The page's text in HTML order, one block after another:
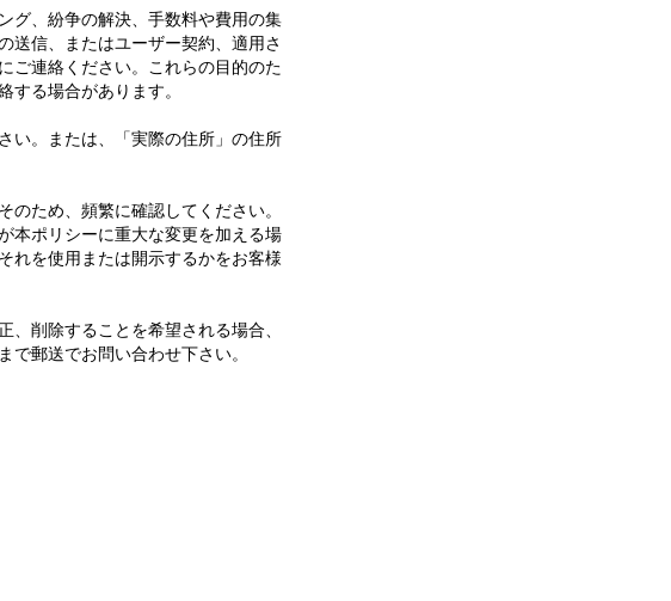
グ、紛争の解決、手数料や費用の集
送信、またはユーザー契約、適用さ
ご連絡ください。これらの目的のた
る場合があります。
い。または、「実際の住所」の住所
ため、頻繁に確認してください。
本ポリシーに重大な変更を加える場
れを使用または開示するかをお客様
削除することを希望される場合、
で郵送でお問い合わせ下さい。